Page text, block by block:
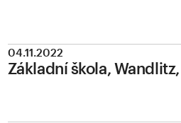
04.11.2022
Základní škola,